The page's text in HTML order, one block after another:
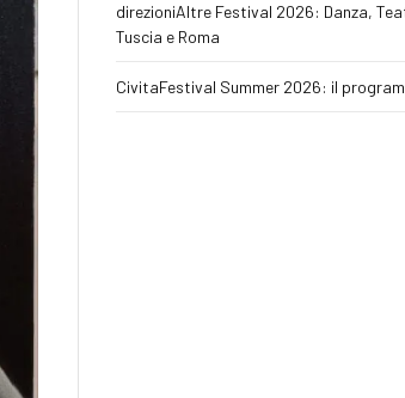
direzioniAltre Festival 2026: Danza,
Tuscia e Roma
CivitaFestival Summer 2026: il